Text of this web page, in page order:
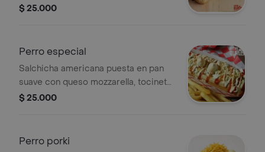
papas fosforito y queso mozzarella,
huevos de codorniz.
$ 25.000
Perro especial
Salchicha americana puesta en pan
suave con queso mozzarella, tocineta
ahumada, jamón, papas fosforito y
$ 25.000
Perro porki